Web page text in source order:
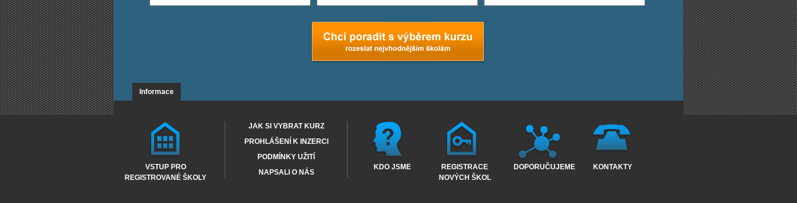
Informace
VSTUP PRO
REGISTROVANÉ ŠKOLY
JAK SI VYBRAT KURZ
PROHLÁŠENÍ K INZERCI
PODMÍNKY UŽITÍ
NAPSALI O NÁS
KDO JSME
REGISTRACE
NOVÝCH ŠKOL
DOPORUČUJEME KONTAKTY